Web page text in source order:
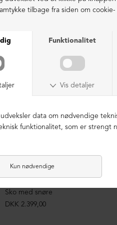
Sko med snøre
DKK 2.399,00